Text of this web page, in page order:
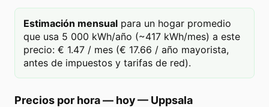
Estimación mensual para un hogar promedio
que usa 5 000 kWh/año (~417 kWh/mes) a este
precio: € 1.47 / mes (€ 17.66 / año mayorista,
antes de impuestos y tarifas de red).
Precios por hora — hoy— Uppsala